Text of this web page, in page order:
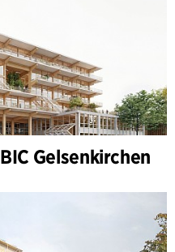
BIC Gelsenkirchen